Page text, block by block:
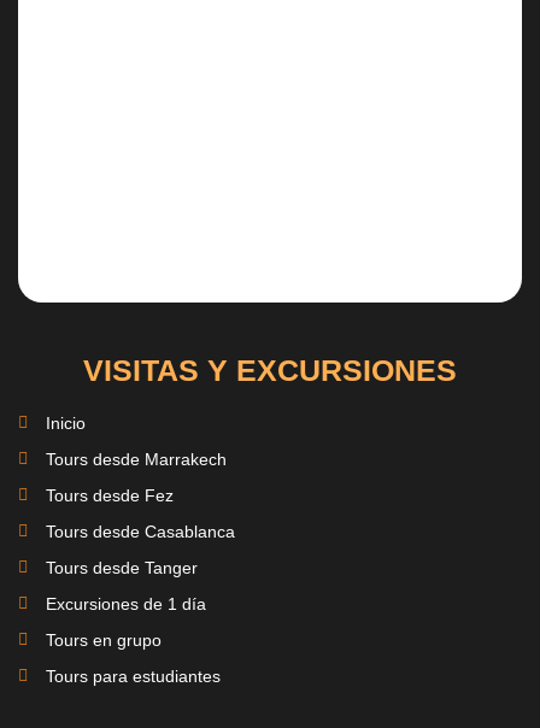
VISITAS Y EXCURSIONES
Inicio
Tours desde Marrakech
Tours desde Fez
Tours desde Casablanca
Tours desde Tanger
Excursiones de 1 día
Tours en grupo
Tours para estudiantes